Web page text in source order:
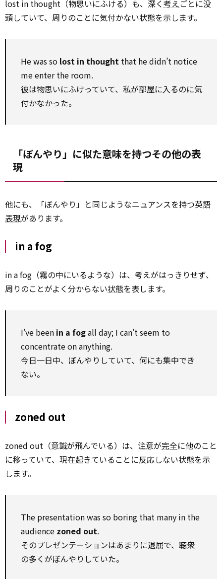
lost in thought（物思いにふける）も、深く考えごとに没
頭していて、周りのことに気付かない状態を示します。
He was so lost in thought that he didn’t notice
me enter the room.
彼は物思いにふけっていて、私が部屋に入るのに気
付かなかった。
「ぼんやり」に似た意味を持つその他の表
現
他にも、「ぼんやり」と同じようなニュアンスを持つ英語
表現があります。
in a fog
in a fog（霧の中にいるような）は、考えがはっきりせず、
周りのことがよく分からない状態を表します。
I’ve been in a fogall day; I can’t seem to
concentrate on anything.
今日一日中、ぼんやりしていて、何にも集中でき
ない。
zoned out
zoned out（意識が飛んでいる）は、注意が完全に他のこと
に移っていて、現在起きていることに反応しない状態を示
します。
The presentation was so boring that many in the
audience zoned out.
そのプレゼンテーションはあまりに退屈で、聴衆
の多くがぼんやりしていた。